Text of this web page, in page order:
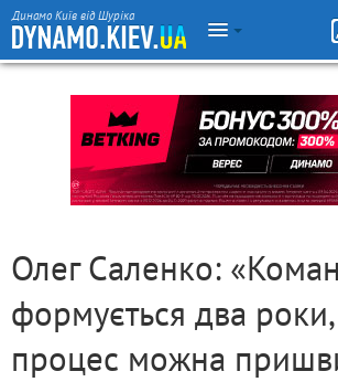
Динамо Київ від Шуріка
Олег Саленко:
формується два
процес можна